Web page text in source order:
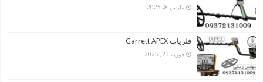
مارس 8, 2025
فلزیاب Garrett APEX
فوریه 23, 2025